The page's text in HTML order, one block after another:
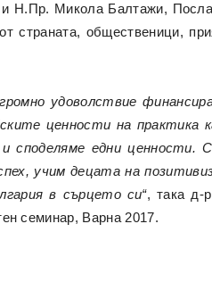
Н.Пр. Микола Балтажи,
страната, общественици,
удоволствие
ценности на
споделяме едни ценности.
учим децата на
в сърцето си“, така д-
семинар, Варна 2017.